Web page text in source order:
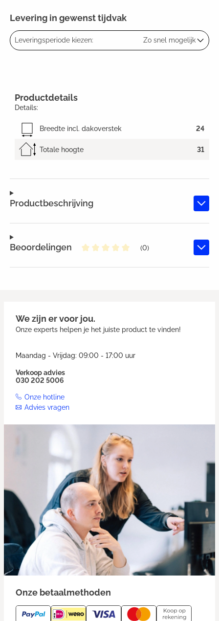
Levering in gewenst tijdvak
Leveringsperiode kiezen: Zo snel mogelijk
Productbeschrijving
Beoordelingen
(0)
Productdetails
Details:
Breedte incl. dakoverstek 24
Totale hoogte 31
We zijn er voor jou.
Onze experts helpen je het juiste product te vinden!
Maandag - Vrijdag: 09:00 - 17:00 uur
Verkoop advies
030 202 5006
Onze hotline
Advies vragen
Onze betaalmethoden